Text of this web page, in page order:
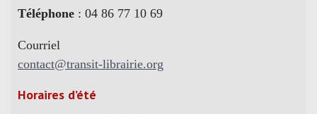
Téléphone : 04 86 77 10 69
Courriel
contact@transit-librairie.org
Horaires d’été